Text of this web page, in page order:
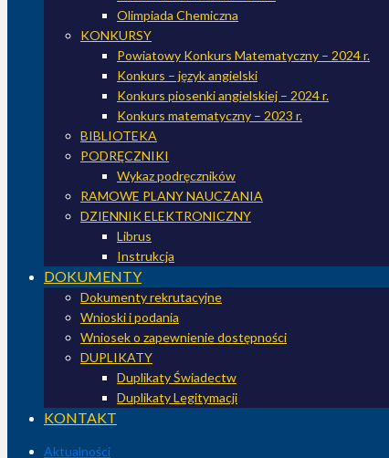
Olimpiada Chemiczna
KONKURSY
Powiatowy Konkurs Matematyczny – 2024 r.
Konkurs – język angielski
Konkurs piosenki angielskiej – 2024 r.
Konkurs matematyczny – 2023 r.
BIBLIOTEKA
PODRĘCZNIKI
Wykaz podręczników
RAMOWE PLANY NAUCZANIA
DZIENNIK ELEKTRONICZNY
Librus
Instrukcja
DOKUMENTY
Dokumenty rekrutacyjne
Wnioski i podania
Wniosek o zapewnienie dostępności
DUPLIKATY
Duplikaty Świadectw
Duplikaty Legitymacji
KONTAKT
Aktualności